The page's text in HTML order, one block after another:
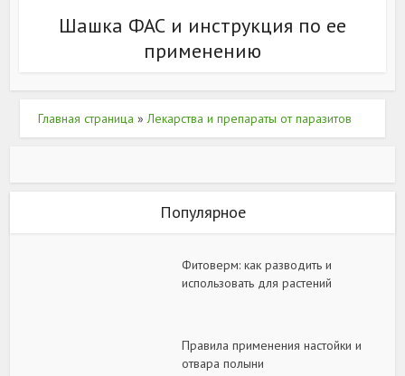
Шашка ФАС и инструкция по ее
применению
Главная страница »Лекарства и препараты от паразитов
Популярное
Фитоверм: как разводить и
использовать для растений
Правила применения настойки и
отвара полыни